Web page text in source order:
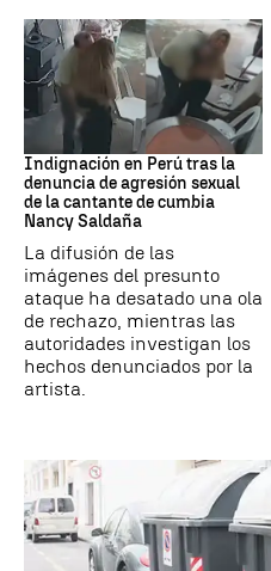
Indignación en Perú tras la
denuncia de agresión sexual
de la cantante de cumbia
Nancy Saldaña
La difusión de las
imágenes del presunto
ataque ha desatado una ola
de rechazo, mientras las
autoridades investigan los
hechos denunciados por la
artista.